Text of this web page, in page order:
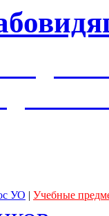
УО | Учебные